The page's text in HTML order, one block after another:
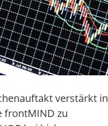
verstärkt in
frontMIND zu